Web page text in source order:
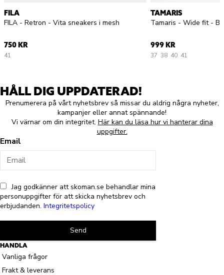
FILA
FILA - Retron - Vita sneakers i mesh
750 KR
41
TAMARIS
Tamaris - Wide fit -
999 KR
37 38 40 41
HÅLL DIG UPPDATERAD!
Prenumerera på vårt nyhetsbrev så missar du aldrig några nyheter,
kampanjer eller annat spännande!
Vi värnar om din integritet. Här kan du läsa hur vi hanterar dina
uppgifter.
Email
Jag godkänner att skoman.se behandlar mina
personuppgifter för att skicka nyhetsbrev och
erbjudanden. Integritetspolicy
Send
HANDLA
Vanliga frågor
Frakt & leverans